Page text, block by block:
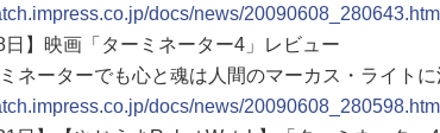
docs/news/20090608_280643.html
日】映画「ターミネーター4」レビュー
ネーターでも心と魂は人間のマーカス・ライトに
docs/news/20090608_280598.html